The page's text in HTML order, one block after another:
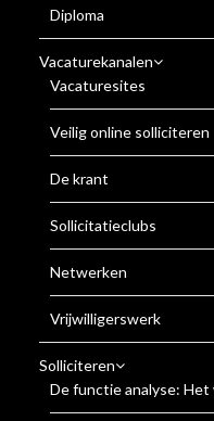
Diploma
Vacaturekanalen
Vacaturesites
Veilig online solliciteren
De krant
Sollicitatieclubs
Netwerken
Vrijwilligerswerk
Solliciteren
De functie analyse: